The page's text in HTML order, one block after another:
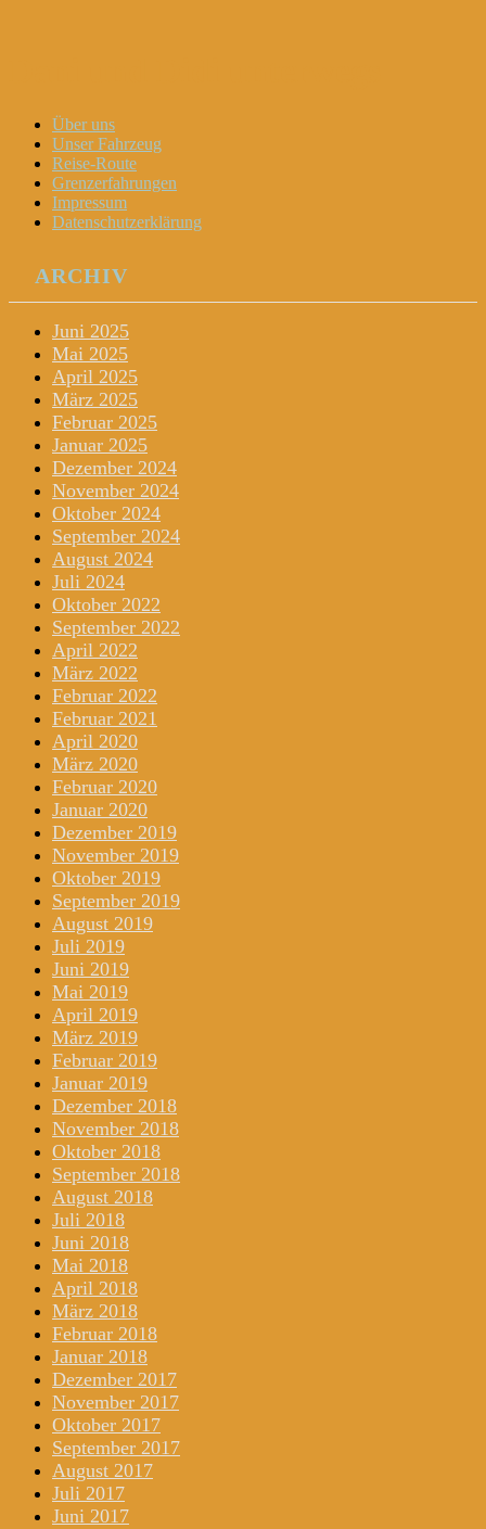
Menu
Widgets
Search
Skip
content
Über uns
Unser Fahrzeug
Reise-Route
Grenzerfahrungen
Impressum
Datenschutzerklärung
ARCHIV
Juni 2025
Mai 2025
April 2025
März 2025
Februar 2025
Januar 2025
Dezember 2024
November 2024
Oktober 2024
September 2024
August 2024
Juli 2024
Oktober 2022
September 2022
April 2022
März 2022
Februar 2022
Februar 2021
April 2020
März 2020
Februar 2020
Januar 2020
Dezember 2019
November 2019
Oktober 2019
September 2019
August 2019
Juli 2019
Juni 2019
Mai 2019
April 2019
März 2019
Februar 2019
Januar 2019
Dezember 2018
November 2018
Oktober 2018
September 2018
August 2018
Juli 2018
Juni 2018
Mai 2018
April 2018
März 2018
Februar 2018
Januar 2018
Dezember 2017
November 2017
Oktober 2017
September 2017
August 2017
Juli 2017
Juni 2017